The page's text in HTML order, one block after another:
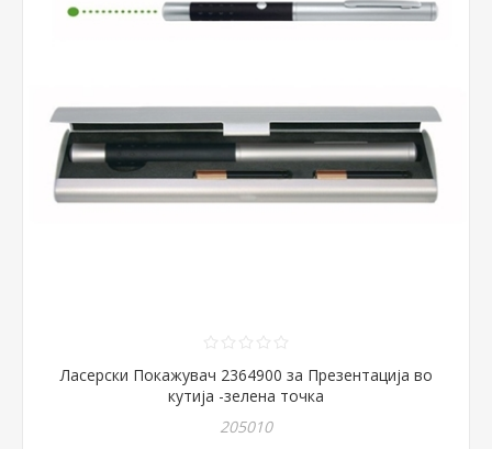
Ласерски Покажувач 2364900 за Презентација во
кутија -зелена точка
205010